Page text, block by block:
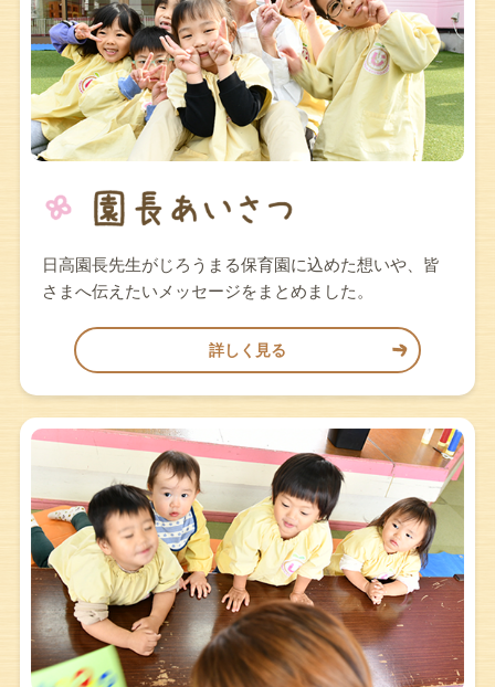
日高園長先生がじろうまる保育園に込めた想いや、皆
さまへ伝えたいメッセージをまとめました。
詳しく見る